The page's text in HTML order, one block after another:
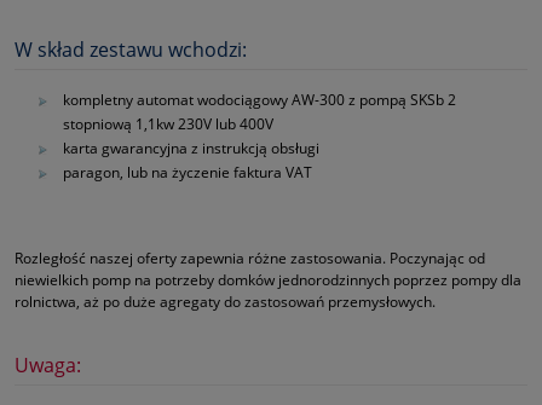
W skład zestawu wchodzi:
kompletny automat wodociągowy AW-300 z pompą SKSb 2
stopniową 1,1kw 230V lub 400V
karta gwarancyjna z instrukcją obsługi
paragon, lub na życzenie faktura VAT
Rozległość naszej oferty zapewnia różne zastosowania. Poczynając od
niewielkich pomp na potrzeby domków jednorodzinnych poprzez pompy dla
rolnictwa, aż po duże agregaty do zastosowań przemysłowych.
Uwaga: